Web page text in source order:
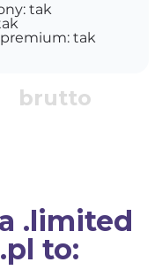
tak
tak
brutto
.limited
to: